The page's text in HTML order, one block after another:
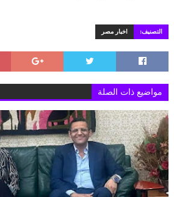
التصنيف: اخبار مصر
مواضيع ذات الصلة